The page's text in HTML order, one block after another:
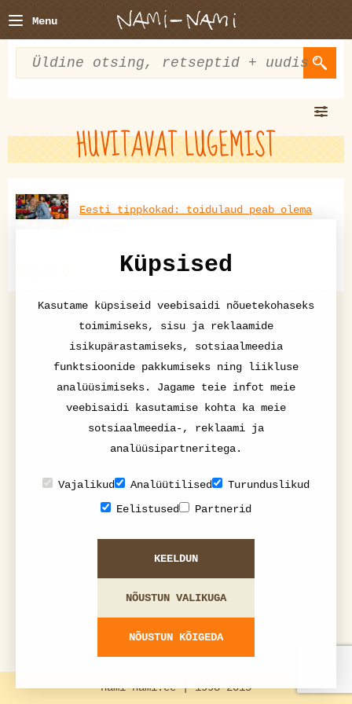
Menu
HUVITAVAT LUGEMIST
Eesti tippkokad: toidulaud peab olema
nami-nami.ee | 1998-2015
Küpsised
Kasutame küpsiseid veebisaidi nõuetekohaseks
toimimiseks, sisu ja reklaamide
isikupärastamiseks, sotsiaalmeedia
funktsioonide pakkumiseks ning liikluse
analüüsimiseks. Jagame teie infot meie
veebisaidi kasutamise kohta ka meie
sotsiaalmeedia-, reklaami ja
analüüsipartneritega.
Vajalikud Analüütilised
Turunduslikud
Eelistused
Partnerid
KEELDUN
NÕUSTUN VALIKUGA
NÕUSTUN KÕIGEDA